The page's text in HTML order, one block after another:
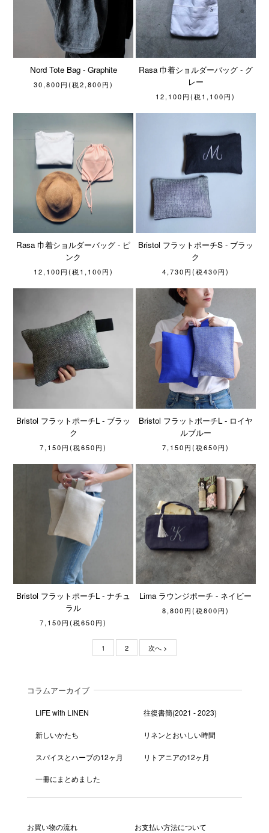
Nord Tote Bag - Graphite
30,800円(税2,800円)
Rasa 巾着ショルダーバッグ - グ
レー
12,100円(税1,100円)
Rasa 巾着ショルダーバッグ - ピ
ンク
12,100円(税1,100円)
Bristol フラットポーチS - ブラッ
ク
4,730円(税430円)
Bristol フラットポーチL - ブラッ
ク
7,150円(税650円)
Bristol フラットポーチL - ロイヤ
ルブルー
7,150円(税650円)
Bristol フラットポーチL - ナチュ
ラル
7,150円(税650円)
Lima ラウンジポーチ - ネイビー
8,800円(税800円)
1 2 次へ >
コラムアーカイブ
LIFE with LINEN 往復書簡(2021 - 2023)
新しいかたち リネンとおいしい時間
スパイスとハーブの12ヶ月 リトアニアの12ヶ月
一冊にまとめました
お買い物の流れ お支払い方法について